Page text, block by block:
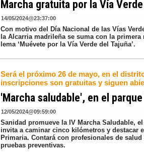
Marcha gratuita por la Vía
14/05/2024@23:37:00
Con motivo del Día Nacional de las Vías
la Alcarria madrileña se suma con la primera
lema ‘Muévete por la Vía Verde del Tajuña’.
Será el próximo 26 de mayo, en el
inscripciones son gratuitas y siguen
'Marcha saludable', en el
12/05/2024@09:59:00
Sanidad promueve la IV Marcha Saludable,
invita a caminar cinco kilómetros y destacar
Primaria. Contará con profesionales de
pruebas preventivas.